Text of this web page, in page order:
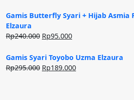
Gamis Butterfly Syari + Hijab Asmia
Elzaura
Rp240.000 Harga
adalah:
Rp240.000.
Rp95.000Harga
ini
adalah:
Gamis Syari Toyobo Uzma Elzaura
Rp295.000 Harga
Rp189.000Harga